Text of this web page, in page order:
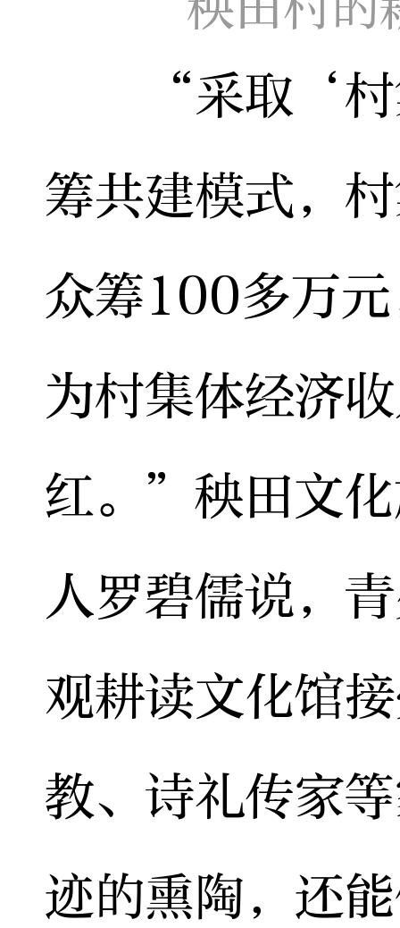
“采取‘村集
筹共建模式，
众筹100多万
为村集体经济
红。”秧田文
人罗碧儒说，
观耕读文化馆
教、诗礼传家
迹的熏陶，还